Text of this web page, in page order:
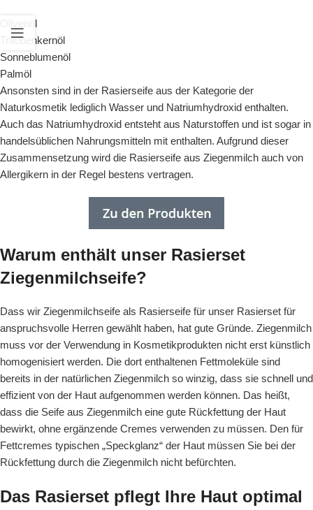
Olivenöl
Traubenkernöl
Sonneblumenöl
Palmöl
Ansonsten sind in der Rasierseife aus der Kategorie der
Naturkosmetik lediglich Wasser und Natriumhydroxid enthalten.
Auch das Natriumhydroxid entsteht aus Naturstoffen und ist sogar in
handelsüblichen Nahrungsmitteln mit enthalten. Aufgrund dieser
Zusammensetzung wird die Rasierseife aus Ziegenmilch auch von
Allergikern in der Regel bestens vertragen.
Warum enthält unser Rasierset
Ziegenmilchseife?
Dass wir Ziegenmilchseife als Rasierseife für unser Rasierset für
anspruchsvolle Herren gewählt haben, hat gute Gründe. Ziegenmilch
muss vor der Verwendung in Kosmetikprodukten nicht erst künstlich
homogenisiert werden. Die dort enthaltenen Fettmoleküle sind
bereits in der natürlichen Ziegenmilch so winzig, dass sie schnell und
effizient von der Haut aufgenommen werden können. Das heißt,
dass die Seife aus Ziegenmilch eine gute Rückfettung der Haut
bewirkt, ohne ergänzende Cremes verwenden zu müssen. Den für
Fettcremes typischen „Speckglanz“ der Haut müssen Sie bei der
Rückfettung durch die Ziegenmilch nicht befürchten.
Das Rasierset pflegt Ihre Haut optimal